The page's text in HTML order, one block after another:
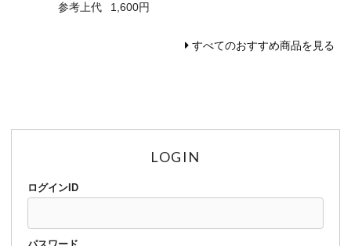
参考上代
1,600円
すべてのおすすめ商品を見る
LOGIN
ログインID